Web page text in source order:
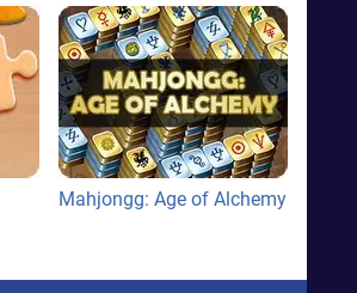
Mahjongg: Age of Alchemy